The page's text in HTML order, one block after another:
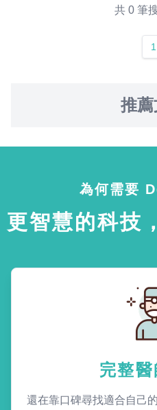
共 0 筆
1
推
為何需要
更智慧的科技
完整
還在靠口碑尋找適合自己